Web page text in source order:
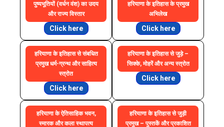
पुष्यभूतियों (वर्धन वंश) का उदय
और राज्य विस्तार
Click here
हरियाणा के इतिहास के प्रमुख
अभिलेख
Click here
हरियाणा के इतिहास से संबधित
प्रमुख धर्म-ग्रन्थ और साहित्य
स्त्रोत
Click here
हरियाणा के इतिहास से जुड़े –
सिक्के, मोहरें और अन्य स्त्रोत
Click here
हरियाणा के ऐतिसाहिक भवन,
स्मारक और कला स्थापत्य
हरियाणा के इतिहास से जुड़ी
प्रमुख – पुस्तकें और प्रकाशित